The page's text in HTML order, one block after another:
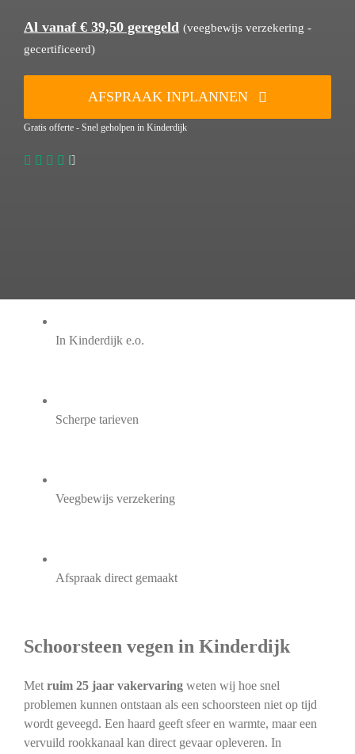
Al vanaf € 39,50 geregeld (veegbewijs verzekering -
gecertificeerd)
AFSPRAAK INPLANNEN
Gratis offerte - Snel geholpen in Kinderdijk
In Kinderdijk e.o.
Scherpe tarieven
Veegbewijs verzekering
Afspraak direct gemaakt
Schoorsteen vegen in Kinderdijk
Met ruim 25 jaar vakervaringweten wij hoe snel
problemen kunnen ontstaan als een schoorsteen niet op tijd
wordt geveegd. Een haard geeft sfeer en warmte, maar een
vervuild rookkanaal kan direct gevaar opleveren. In